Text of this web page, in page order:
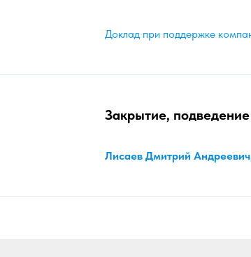
Доклад при поддержке
Закрытие, подведение
Лисаев Дмитрий